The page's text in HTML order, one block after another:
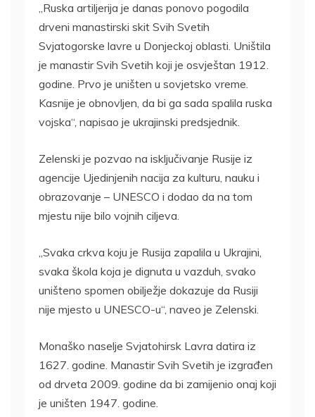
„Ruska artiljerija je danas ponovo pogodila
drveni manastirski skit Svih Svetih
Svjatogorske lavre u Donjeckoj oblasti. Uništila
je manastir Svih Svetih koji je osvještan 1912.
godine. Prvo je uništen u sovjetsko vreme.
Kasnije je obnovljen, da bi ga sada spalila ruska
vojska“, napisao je ukrajinski predsjednik.
Zelenski je pozvao na isključivanje Rusije iz
agencije Ujedinjenih nacija za kulturu, nauku i
obrazovanje – UNESCO i dodao da na tom
mjestu nije bilo vojnih ciljeva.
„Svaka crkva koju je Rusija zapalila u Ukrajini,
svaka škola koja je dignuta u vazduh, svako
uništeno spomen obilježje dokazuje da Rusiji
nije mjesto u UNESCO-u“, naveo je Zelenski.
Monaško naselje Svjatohirsk Lavra datira iz
1627. godine. Manastir Svih Svetih je izgrađen
od drveta 2009. godine da bi zamijenio onaj koji
je uništen 1947. godine.